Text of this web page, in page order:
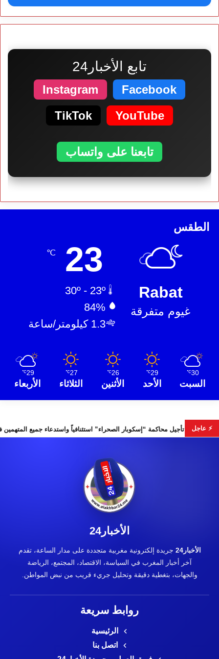
تابع الأخبار24
Facebook
Instagram
YouTube
TikTok
تابعنا على واتساب
الطقس
Rabat
غيوم متفرقة
23
℃
84%
1.3 كيلومتر/ساعة
30
℃
السبت
29
℃
الأحد
26
℃
الأثنين
27
℃
الثلاثاء
29
℃
الأربعاء
⚡ عاجل
التشريعية تأجيل محاكمة “إسكوبار الصحراء” استئنافياً
الأخبار24
الأخبار24
جريدة إلكترونية مغربية متجددة على مدار الساعة، تقدم
آخر أخبار المغرب في السياسة، الاقتصاد، المجتمع، الرياضة
والجهات، بتغطية دقيقة وتحليل جريء قريب من نبض المواطن.
روابط سريعة
الرئيسية
اتصل بنا